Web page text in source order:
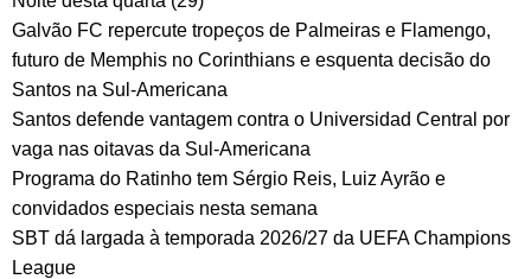
Galvão FC repercute tropeços de Palmeiras e Flamengo,
futuro de Memphis no Corinthians e esquenta decisão do
Santos na Sul-Americana
Santos defende vantagem contra o Universidad Central por
vaga nas oitavas da Sul-Americana
Programa do Ratinho tem Sérgio Reis, Luiz Ayrão e
convidados especiais nesta semana
SBT dá largada à temporada 2026/27 da UEFA Champions
League